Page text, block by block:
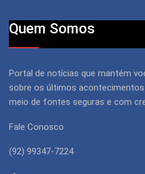
Quem Somos
Portal de notícias que mantém
sobre os últimos
meio de fontes seguras e com
Fale Conosco
(92) 99347-7224